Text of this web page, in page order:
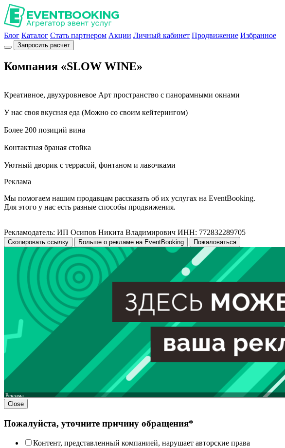
Блог Каталог Стать партнером Акции Личный кабинет Продвижение Избранное
Запросить расчет
Компания «SLOW WINE»
Креативное, двухуровневое Арт пространство с панорамными окнами
У нас своя вкусная еда (Можно со своим кейтерингом)
Более 200 позиций вина
Контактная браная стойка
Уютный дворик с террасой, фонтаном и лавочками
Реклама
Мы помогаем нашим продавцам рассказать об их услугах на EventBooking.
Для этого у нас есть разные способы продвижения.
Рекламодатель: ИП Осипов Никита Владимирович ИНН: 772832289705
Скопировать ссылку Больше о рекламе на EventBooking Пожаловаться
Реклама
Close
Пожалуйста, уточните причину обращения*
Контент, представленный компанией, нарушает авторские права